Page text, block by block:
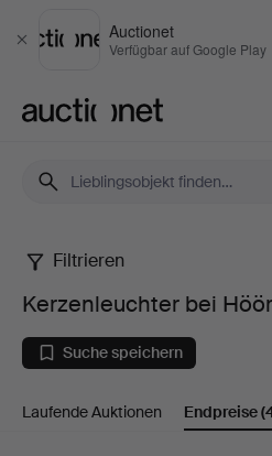
Schließen
Auctionet
Verfügbar auf Google Play
Kerzenleuchter
bei
Höörs
Auktionshall
Filtrieren
Kerzenleuchter bei
Suche speichern
Laufende Auktionen Endpreise